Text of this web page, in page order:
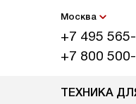
Москва
+7 495
+7 800
ТЕХНИКА